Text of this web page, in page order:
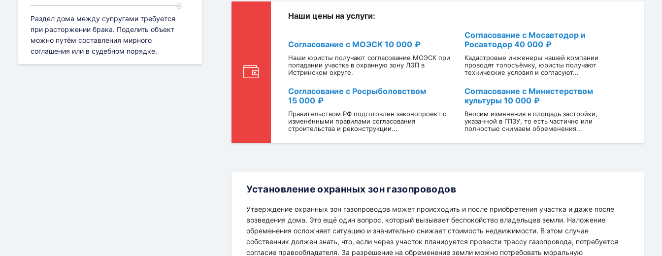
Согласование с МОЭСК 10 000
Наши юристы получают согласование МОЭСК при
попадании участка в охранную зону ЛЭП в
Истринском округе.
Согласование с Мосавтодор и
Росавтодор 40 000
Кадастровые инженеры нашей компании
проводят топосъёмку, юристы получают
технические условия и согласуют...
Согласование с Росрыболовством
15 000
Правительством РФ подготовлен законопроект с
изменёнными правилами согласования
строительства и реконструкции...
Согласование с Министерством
культуры 10 000
Вносим изменения в площадь застройки,
указанной в ГПЗУ, то есть частично или
полностью снимаем обременения...
Установление охранных зон газопроводов
Утверждение охранных зон газопроводов может происходить и после приобретения участка и даже после
возведения дома. Это ещё один вопрос, который вызывает беспокойство владельцев земли. Наложение
обременения осложняет ситуацию и значительно снижает стоимость недвижимости. В этом случае
собственник должен знать, что, если через участок планируется провести трассу газопровода, потребуется
согласие правообладателя. За разрешение на обременение земли можно потребовать моральную
Раздел дома между супругами требуется
при расторжении брака. Поделить объект
можно путём составления мирного
соглашения или в судебном порядке.